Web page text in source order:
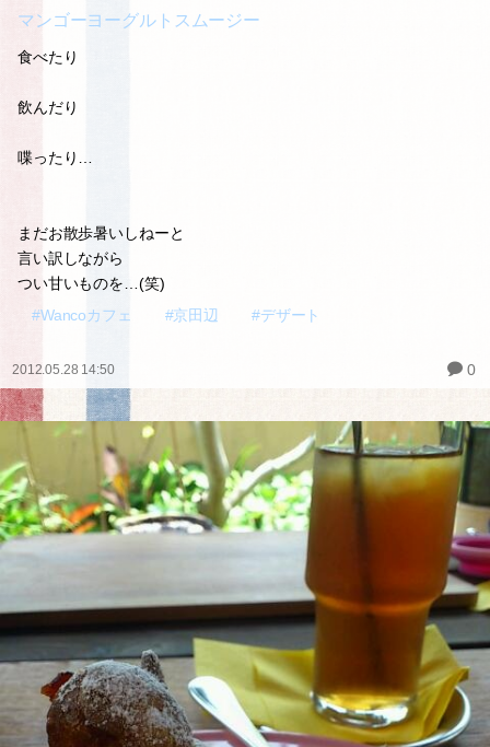
マンゴーヨーグルトスムージー
食べたり
飲んだり
喋ったり…
まだお散歩暑いしねーと
言い訳しながら
つい甘いものを…(笑)
#Wancoカフェ
#京田辺 #デザート
2012.05.28 14:50 0